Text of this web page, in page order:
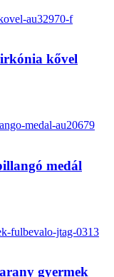
kővel
medál
gyermek